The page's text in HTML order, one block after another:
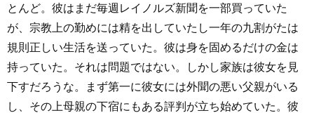
とんど。彼はまだ毎週レイノルズ新聞を一部買っていた
が、宗教上の勤めには精を出していたし一年の九割がたは
規則正しい生活を送っていた。彼は身を固めるだけの金は
持っていた。それは問題ではない。しかし家族は彼女を見
下すだろうな。まず第一に彼女には外聞の悪い父親がいる
し、その上母親の下宿にもある評判が立ち始めていた。彼